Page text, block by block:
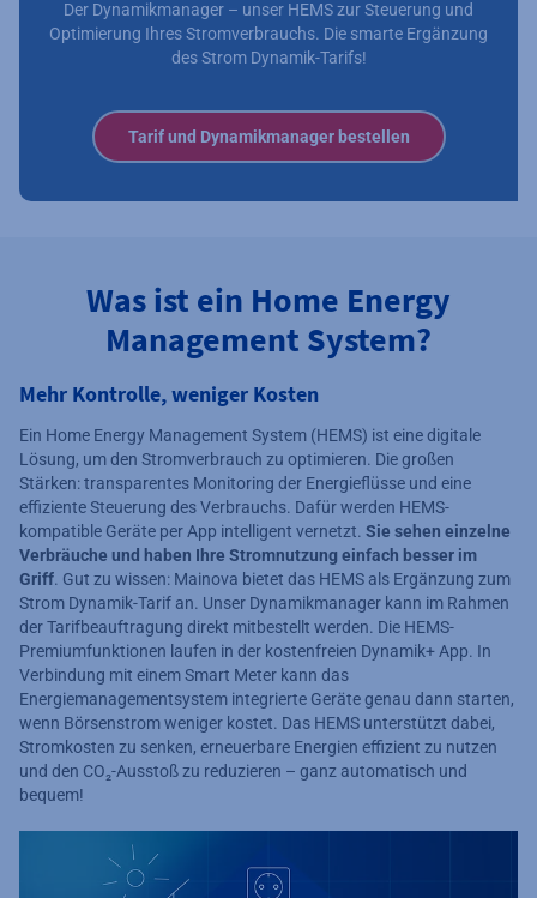
Der Dynamikmanager – unser HEMS zur Steuerung und
Optimierung Ihres Stromverbrauchs. Die smarte Ergänzung
des Strom Dynamik-Tarifs!
Tarif und Dynamikmanager bestellen
Was ist ein Home Energy
Management System?
Mehr Kontrolle, weniger Kosten
Ein Home Energy Management System (HEMS) ist eine digitale
Lösung, um den Stromverbrauch zu optimieren. Die großen
Stärken: transparentes Monitoring der Energieflüsse und eine
effiziente Steuerung des Verbrauchs. Dafür werden HEMS-
kompatible Geräte per App intelligent vernetzt. Sie sehen einzelne
Verbräuche und haben Ihre Stromnutzung einfach besser im
Griff. Gut zu wissen: Mainova bietet das HEMS als Ergänzung zum
Strom Dynamik-Tarif an. Unser Dynamikmanager kann im Rahmen
der Tarifbeauftragung direkt mitbestellt werden. Die HEMS-
Premiumfunktionen laufen in der kostenfreien Dynamik+ App. In
Verbindung mit einem Smart Meter kann das
Energiemanagementsystem integrierte Geräte genau dann starten,
wenn Börsenstrom weniger kostet. Das HEMS unterstützt dabei,
Stromkosten zu senken, erneuerbare Energien effizient zu nutzen
und den CO₂-Ausstoß zu reduzieren – ganz automatisch und
bequem!